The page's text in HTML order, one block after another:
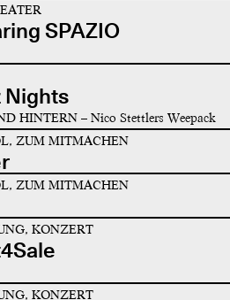
SPAZIO
Nights
HINTERN – Nico Stettlers Weepack
ZUM MITMACHEN
ZUM MITMACHEN
KONZERT
KONZERT